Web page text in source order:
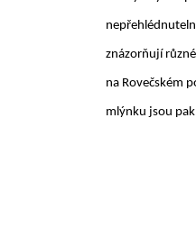
znázorňují
na Rovečském
mlýnku jsou